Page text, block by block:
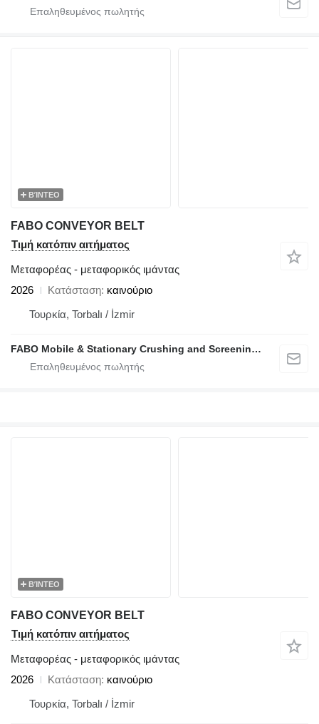
ΒΊΝΤΕΟ
FABO CONVEYOR BELT
Τιμή κατόπιν αιτήματος
Μεταφορέας - μεταφορικός ιμάντας
2026
Κατάσταση καινούριο
Τουρκία, Torbalı / İzmir
FABO Mobile & Stationary Crushing and Screening Plants | Concrete Batching Plants Manufacturer
ΒΊΝΤΕΟ
FABO CONVEYOR BELT
Τιμή κατόπιν αιτήματος
Μεταφορέας - μεταφορικός ιμάντας
2026
Κατάσταση καινούριο
Τουρκία, Torbalı / İzmir